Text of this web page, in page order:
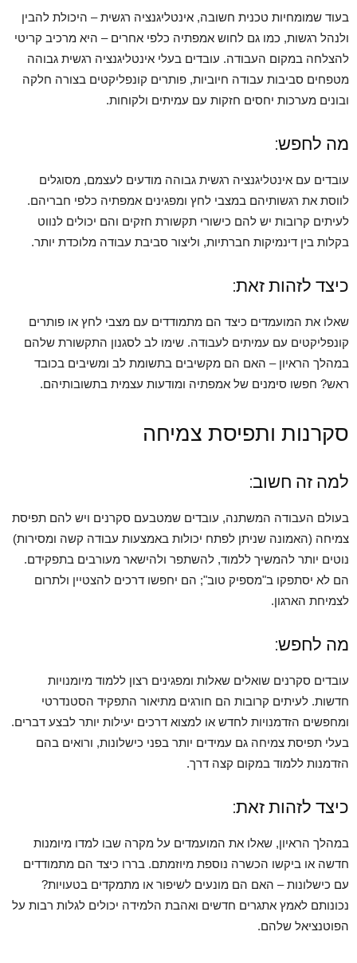
בעוד שמומחיות טכנית חשובה, אינטליגנציה רגשית – היכולת להבין
ולנהל רגשות, כמו גם לחוש אמפתיה כלפי אחרים – היא מרכיב קריטי
להצלחה במקום העבודה. עובדים בעלי אינטליגנציה רגשית גבוהה
מטפחים סביבות עבודה חיוביות, פותרים קונפליקטים בצורה חלקה
ובונים מערכות יחסים חזקות עם עמיתים ולקוחות.
מה לחפש:
עובדים עם אינטליגנציה רגשית גבוהה מודעים לעצמם, מסוגלים
לווסת את רגשותיהם במצבי לחץ ומפגינים אמפתיה כלפי חבריהם.
לעיתים קרובות יש להם כישורי תקשורת חזקים והם יכולים לנווט
בקלות בין דינמיקות חברתיות, וליצור סביבת עבודה מלוכדת יותר.
כיצד לזהות זאת:
שאלו את המועמדים כיצד הם מתמודדים עם מצבי לחץ או פותרים
קונפליקטים עם עמיתים לעבודה. שימו לב לסגנון התקשורת שלהם
במהלך הראיון – האם הם מקשיבים בתשומת לב ומשיבים בכובד
ראש? חפשו סימנים של אמפתיה ומודעות עצמית בתשובותיהם.
סקרנות ותפיסת צמיחה
למה זה חשוב:
בעולם העבודה המשתנה, עובדים שמטבעם סקרנים ויש להם תפיסת
צמיחה (האמונה שניתן לפתח יכולות באמצעות עבודה קשה ומסירות)
נוטים יותר להמשיך ללמוד, להשתפר ולהישאר מעורבים בתפקידם.
הם לא יסתפקו ב"מספיק טוב"; הם יחפשו דרכים להצטיין ולתרום
לצמיחת הארגון.
מה לחפש:
עובדים סקרנים שואלים שאלות ומפגינים רצון ללמוד מיומנויות
חדשות. לעיתים קרובות הם חורגים מתיאור התפקיד הסטנדרטי
ומחפשים הזדמנויות לחדש או למצוא דרכים יעילות יותר לבצע דברים.
בעלי תפיסת צמיחה גם עמידים יותר בפני כישלונות, ורואים בהם
הזדמנות ללמוד במקום קצה דרך.
כיצד לזהות זאת:
במהלך הראיון, שאלו את המועמדים על מקרה שבו למדו מיומנות
חדשה או ביקשו הכשרה נוספת מיוזמתם. בררו כיצד הם מתמודדים
עם כישלונות – האם הם מונעים לשיפור או מתמקדים בטעויות?
נכונותם לאמץ אתגרים חדשים ואהבת הלמידה יכולים לגלות רבות על
הפוטנציאל שלהם.